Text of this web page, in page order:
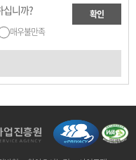
십니까?
매우불만족
확인